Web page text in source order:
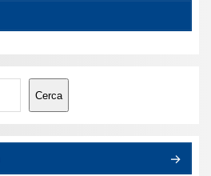
Cerca